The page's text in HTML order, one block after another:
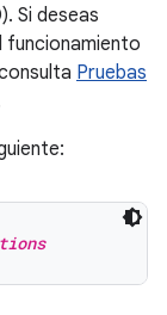
Si deseas
funcionamiento
Pruebas